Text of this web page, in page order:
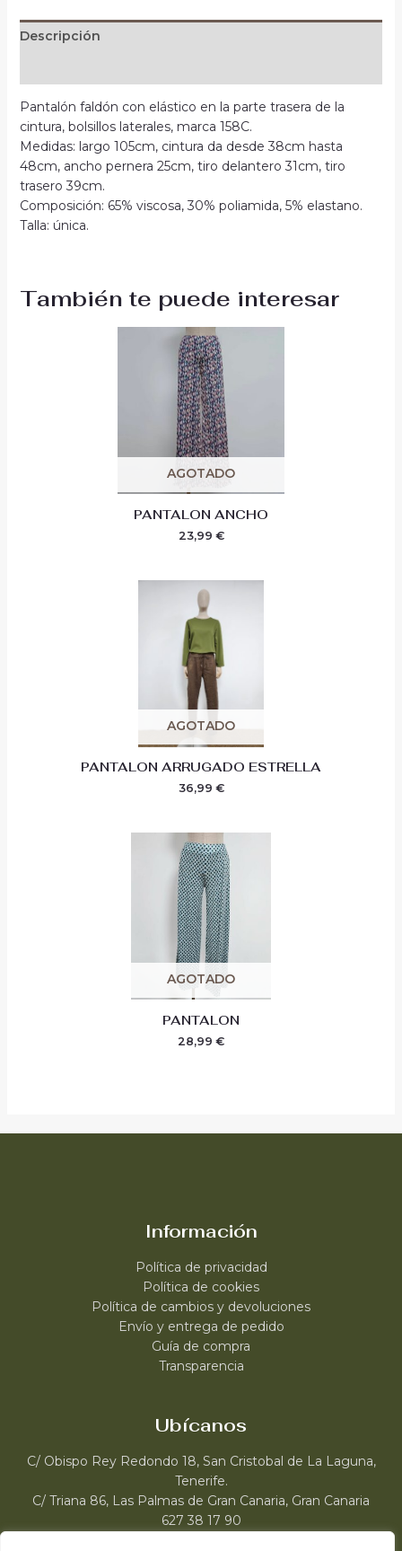
Descripción
Pantalón faldón con elástico en la parte trasera de la
cintura, bolsillos laterales, marca 158C.
Medidas: largo 105cm, cintura da desde 38cm hasta
48cm, ancho pernera 25cm, tiro delantero 31cm, tiro
trasero 39cm.
Composición: 65% viscosa, 30% poliamida, 5% elastano.
Talla: única.
También te puede interesar
AGOTADO
PANTALON ANCHO
23,99 €
AGOTADO
PANTALON ARRUGADO ESTRELLA
36,99 €
AGOTADO
PANTALON
28,99 €
Información
Política de privacidad
Política de cookies
Política de cambios y devoluciones
Envío y entrega de pedido
Guía de compra
Transparencia
Ubícanos
C/ Obispo Rey Redondo 18, San Cristobal de La Laguna,
Tenerife.
C/ Triana 86, Las Palmas de Gran Canaria, Gran Canaria
627 38 17 90